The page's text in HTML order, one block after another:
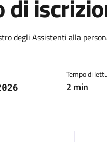
di
della
degli Assistenti alla
Tempo di
2 min